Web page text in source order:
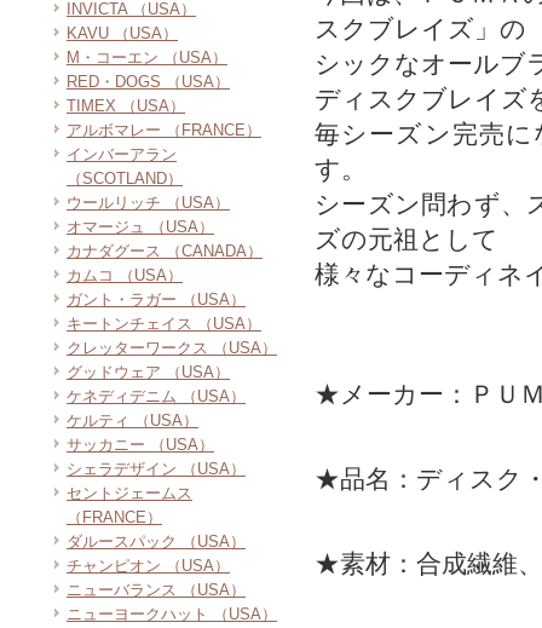
INVICTA （USA）
KAVU （USA）
M・コーエン （USA）
RED・DOGS （USA）
TIMEX （USA）
アルボマレー （FRANCE）
インバーアラン
（SCOTLAND）
ウールリッチ （USA）
オマージュ （USA）
カナダグース （CANADA）
カムコ （USA）
ガント・ラガー （USA）
キートンチェイス （USA）
クレッターワークス （USA）
グッドウェア （USA）
ケネディデニム （USA）
ケルティ （USA）
サッカニー （USA）
シェラデザイン （USA）
セントジェームス
（FRANCE）
ダルースパック （USA）
チャンピオン （USA）
ニューバランス （USA）
ニューヨークハット （USA）
スクブレイズ」の
シックなオールブ
ディスクブレイズ
毎シーズン完売
す。
シーズン問わず、
ズの元祖として
様々なコーディネ
★メーカー：ＰＵ
★品名：ディスク
★素材：合成繊維